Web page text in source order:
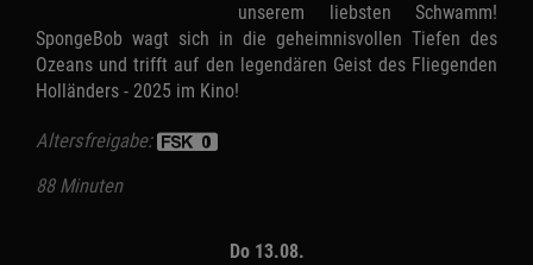
unserem liebsten Schwamm!
SpongeBob wagt sich in die geheimnisvollen Tiefen des
Ozeans und trifft auf den legendären Geist des Fliegenden
Holländers - 2025 im Kino!
Altersfreigabe:
88 Minuten
Do 13.08.